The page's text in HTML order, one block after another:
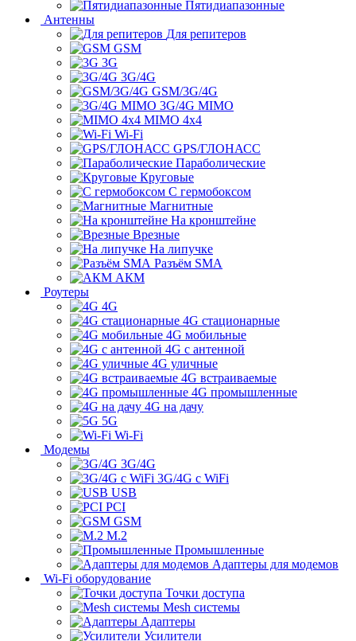
Пятидиапазонные
Антенны
Для репитеров
GSM
3G
3G/4G
GSM/3G/4G
3G/4G MIMO
MIMO 4x4
Wi-Fi
GPS/ГЛОНАСС
Параболические
Круговые
С гермобоксом
Магнитные
На кронштейне
Врезные
На липучке
Разъём SMA
АКМ
Роутеры
4G
4G стационарные
4G мобильные
4G с антенной
4G уличные
4G встраиваемые
4G промышленные
4G на дачу
5G
Wi-Fi
Модемы
3G/4G
3G/4G с WiFi
USB
PCI
GSM
M.2
Промышленные
Адаптеры для модемов
Wi-Fi оборудование
Точки доступа
Mesh системы
Адаптеры
Усилители